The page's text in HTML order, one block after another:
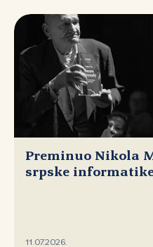
Preminuo Nikola
srpske
11.07.2026.